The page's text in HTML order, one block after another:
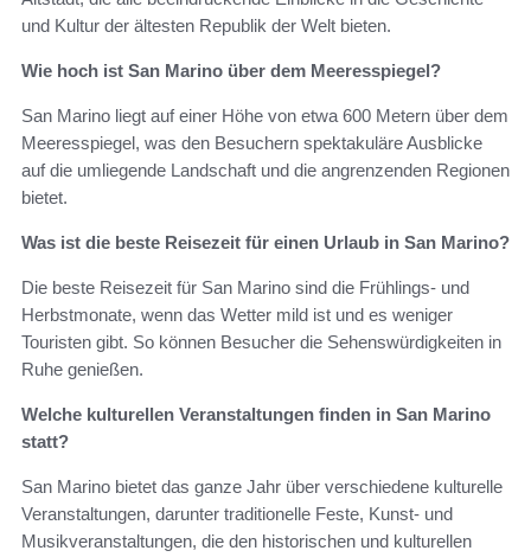
und Kultur der ältesten Republik der Welt bieten.
Wie hoch ist San Marino über dem Meeresspiegel?
San Marino liegt auf einer Höhe von etwa 600 Metern über dem
Meeresspiegel, was den Besuchern spektakuläre Ausblicke
auf die umliegende Landschaft und die angrenzenden Regionen
bietet.
Was ist die beste Reisezeit für einen Urlaub in San Marino?
Die beste Reisezeit für San Marino sind die Frühlings- und
Herbstmonate, wenn das Wetter mild ist und es weniger
Touristen gibt. So können Besucher die Sehenswürdigkeiten in
Ruhe genießen.
Welche kulturellen Veranstaltungen finden in San Marino
statt?
San Marino bietet das ganze Jahr über verschiedene kulturelle
Veranstaltungen, darunter traditionelle Feste, Kunst- und
Musikveranstaltungen, die den historischen und kulturellen